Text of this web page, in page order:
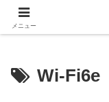
Wi-Fi6e
メニュー